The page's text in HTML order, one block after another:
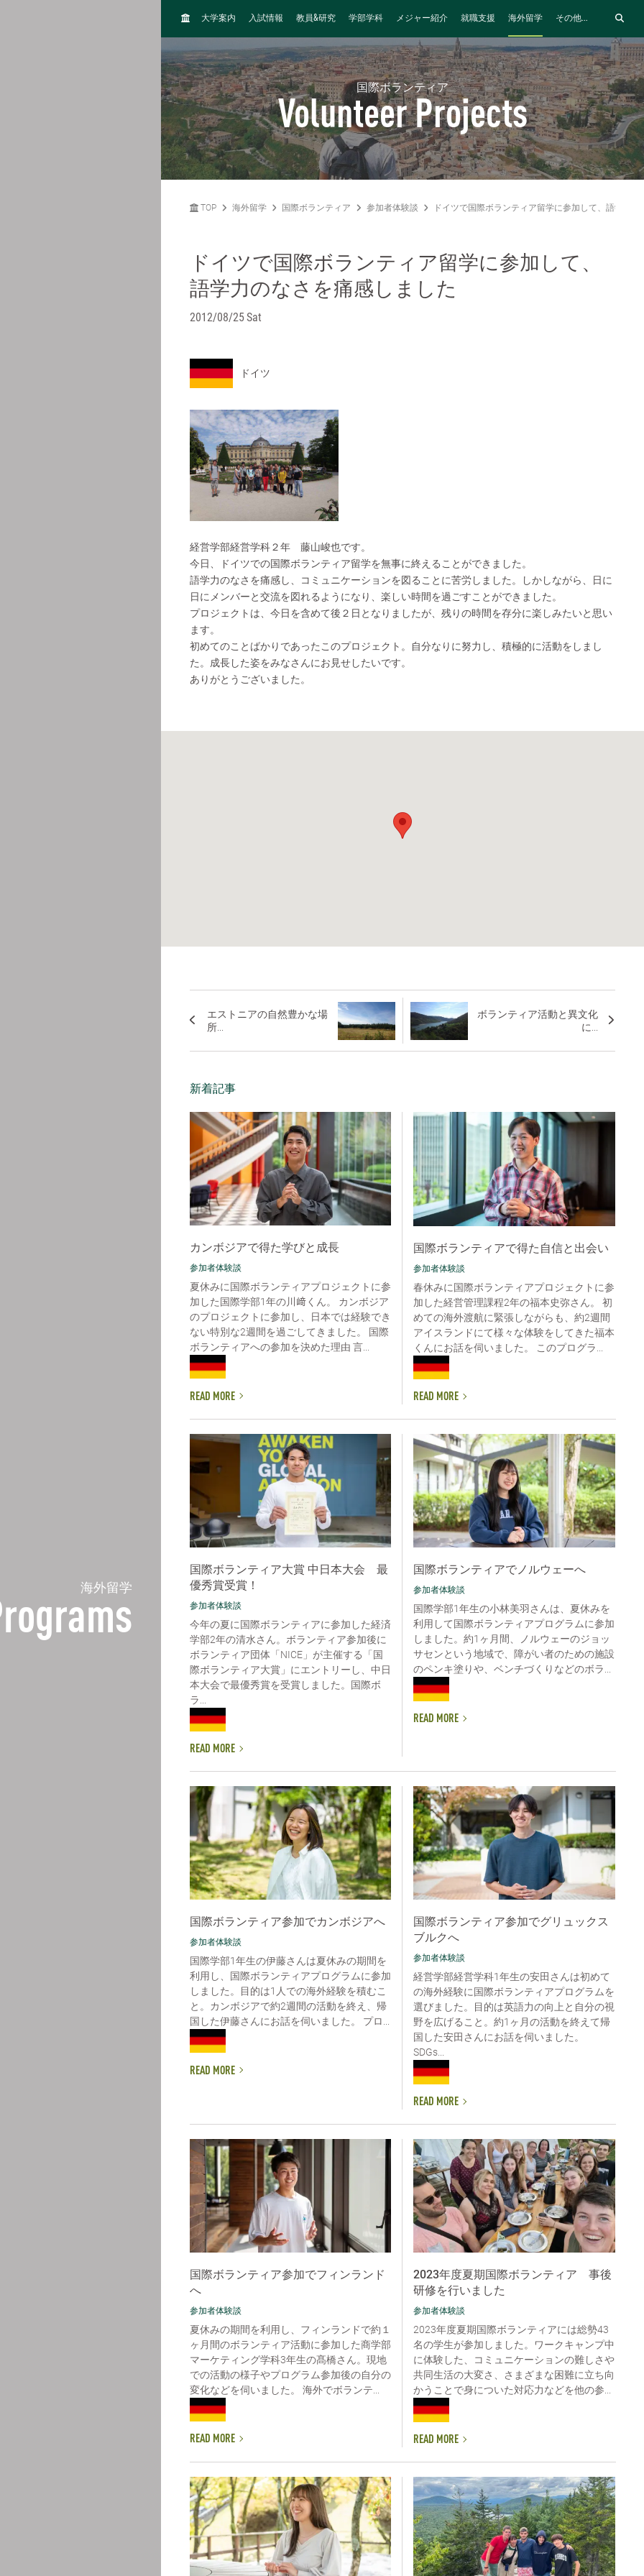
海外留学
H
E
大学案内 入試情報 教員&研究 学部学科 メジャー紹介 就職支援 海外留学 その他...
国際ボランティア
Volunteer Projects
TOP 海外留学 国際ボランティア 参加者体験談 ドイツで国際ボランティア留学に参加して、語学力
ドイツで国際ボランティア留学に参加して、
語学力のなさを痛感しました
2012/08/25 Sat
ドイツ
経営学部経営学科２年 藤山峻也です。
今日、ドイツでの国際ボランティア留学を無事に終えることができました。
語学力のなさを痛感し、コミュニケーションを図ることに苦労しました。しかしながら、日に
日にメンバーと交流を図れるようになり、楽しい時間を過ごすことができました。
プロジェクトは、今日を含めて後２日となりましたが、残りの時間を存分に楽しみたいと思い
ます。
初めてのことばかりであったこのプロジェクト。自分なりに努力し、積極的に活動をしまし
た。成長した姿をみなさんにお見せしたいです。
ありがとうございました。
エストニアの自然豊かな場
所...
ボランティア活動と異文化
に...
新着記事
カンボジアで得た学びと成長
参加者体験談
夏休みに国際ボランティアプロジェクトに参
加した国際学部1年の川﨑くん。 カンボジア
のプロジェクトに参加し、日本では経験でき
ない特別な2週間を過ごしてきました。 国際
ボランティアへの参加を決めた理由 言...
READ MORE
国際ボランティアで得た自信と出会い
参加者体験談
春休みに国際ボランティアプロジェクトに参
加した経営管理課程2年の福本史弥さん。 初
めての海外渡航に緊張しながらも、約2週間
アイスランドにて様々な体験をしてきた福本
くんにお話を伺いました。 このプログラ...
READ MORE
国際ボランティア大賞 中日本大会 最
優秀賞受賞！
参加者体験談
今年の夏に国際ボランティアに参加した経済
学部2年の清水さん。ボランティア参加後に
ボランティア団体「NICE」が主催する「国
際ボランティア大賞」にエントリーし、中日
本大会で最優秀賞を受賞しました。国際ボ
ラ...
READ MORE
国際ボランティアでノルウェーへ
参加者体験談
国際学部1年生の小林美羽さんは、夏休みを
利用して国際ボランティアプログラムに参加
しました。約1ヶ月間、ノルウェーのジョッ
サセンという地域で、障がい者のための施設
のペンキ塗りや、ベンチづくりなどのボラ...
READ MORE
国際ボランティア参加でカンボジアへ
参加者体験談
国際学部1年生の伊藤さんは夏休みの期間を
利用し、国際ボランティアプログラムに参加
しました。目的は1人での海外経験を積むこ
と。カンボジアで約2週間の活動を終え、帰
国した伊藤さんにお話を伺いました。 プロ...
READ MORE
国際ボランティア参加でグリュックス
ブルクへ
参加者体験談
経営学部経営学科1年生の安田さんは初めて
の海外経験に国際ボランティアプログラムを
選びました。目的は英語力の向上と自分の視
野を広げること。約1ヶ月の活動を終えて帰
国した安田さんにお話を伺いました。
SDGs...
READ MORE
国際ボランティア参加でフィンランド
へ
参加者体験談
夏休みの期間を利用し、フィンランドで約１
ヶ月間のボランティア活動に参加した商学部
マーケティング学科3年生の髙橋さん。現地
での活動の様子やプログラム参加後の自分の
変化などを伺いました。 海外でボランテ...
READ MORE
2023年度夏期国際ボランティア 事後
研修を行いました
参加者体験談
2023年度夏期国際ボランティアには総勢43
名の学生が参加しました。ワークキャンプ中
に体験した、コミュニケーションの難しさや
共同生活の大変さ、さまざまな困難に立ち向
かうことで身についた対応力などを他の参...
READ MORE